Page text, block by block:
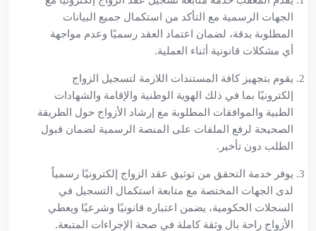
الجهات الرسمية مع التأكد من استكمال جميع البيانات
المطلوبة بدقة، لضمان اعتماد العقد رسميًا وعدم مواجهة
أي مشكلات قانونية أثناء العملية.
يقوم بتجهيز كافة المستندات اللازمة لتسجيل الزواج
إلكترونيًا بما في ذلك الهوية الوطنية والإقامة والشهادات
الطبية والموافقات المطلوبة مع إرشاد الأزواج حول الطريقة
الصحيحة لرفع الملفات على المنصة الرسمية لضمان قبول
الطلب دون تأخير.
يوفر خدمة التحقق من توثيق عقد الزواج إلكترونيًا رسمياً
لدى الجهات المختصة مع متابعة استكمال التسجيل في
السجلات الحكومية، يضمن اعتباره قانونيًا وشرعيًا ويعطي
الأزواج راحة بال وثقة كاملة في صحة الإجراءات المتبعة.